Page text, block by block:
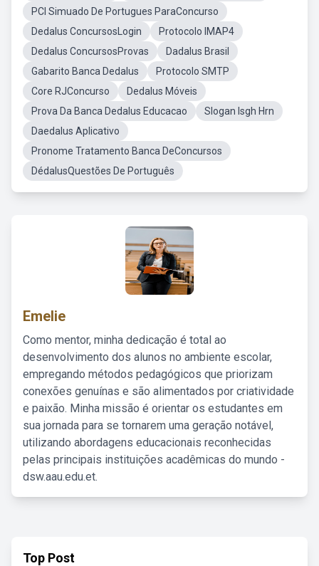
PCI Simuado De Portugues ParaConcurso
Dedalus ConcursosLogin
Protocolo IMAP4
Dedalus ConcursosProvas
Dadalus Brasil
Gabarito Banca Dedalus
Protocolo SMTP
Core RJConcurso
Dedalus Móveis
Prova Da Banca Dedalus Educacao
Slogan Isgh Hrn
Daedalus Aplicativo
Pronome Tratamento Banca DeConcursos
DédalusQuestões De Português
Emelie
Como mentor, minha dedicação é total ao
desenvolvimento dos alunos no ambiente escolar,
empregando métodos pedagógicos que priorizam
conexões genuínas e são alimentados por criatividade
e paixão. Minha missão é orientar os estudantes em
sua jornada para se tornarem uma geração notável,
utilizando abordagens educacionais reconhecidas
pelas principais instituições acadêmicas do mundo -
dsw.aau.edu.et.
Top Post